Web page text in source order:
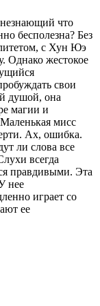
незнающий что
бесполезна? Без
с Хун Юэ
Однако жестокое
свои
душой, она
магии и
мисс
Ах, ошибка.
ли слова все
всегда
правдивыми. Эта
нее
играет со
ее